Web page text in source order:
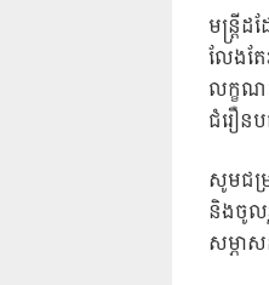
មន្ត្រីដ
លែងត
លក្ខណ
ជំរឿន
សូមជម្
និងចូល
សម្ភាស